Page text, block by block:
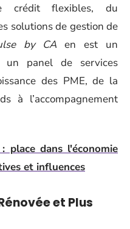
crédit flexibles, du
solutions de gestion de
by CA en est un
un panel de services
des PME, de la
à l’accompagnement
: place dans l'économie
et influences
et Plus